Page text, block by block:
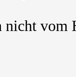
nicht vom